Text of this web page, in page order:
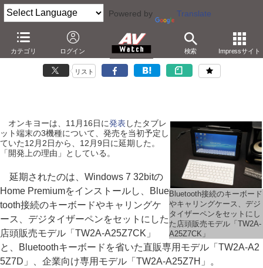
Powered by Translate
カテゴリ ログイン 検索 Impressサイト
オンキヨー、Windows 7搭載タブレットの発売延期
－12月2日から12月9日に。「開発上の理由」
リスト
Bluetooth接続のキーボード
やキャリングケース、デジ
タイザーペンをセットにし
た店頭販売モデル「TW2A-
A25Z7CK」
オンキヨーは、11月16日に発表 したタブレ
ット端末の3機種について、発売を当初予定し
ていた12月2日から、12月9日に延期した。
「開発上の理由」としている。
延期されたのは、Windows 7 32bitの
Home Premiumをインストールし、Blue
tooth接続のキーボードやキャリングケ
ース、デジタイザーペンをセットにした
店頭販売モデル「TW2A-A25Z7CK」
と、Bluetoothキーボードを省いた直販専用モデル「TW2A-A2
5Z7D」、企業向け専用モデル「TW2A-A25Z7H」。